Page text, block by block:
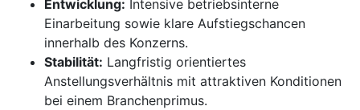
Entwicklung: Intensive betriebsinterne
Einarbeitung sowie klare Aufstiegschancen
innerhalb des Konzerns.
Stabilität: Langfristig orientiertes
Anstellungsverhältnis mit attraktiven Konditionen
bei einem Branchenprimus.